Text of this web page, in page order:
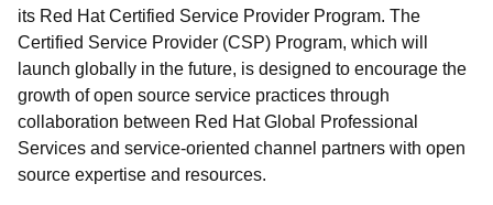
its Red Hat Certified Service Provider Program. The
Certified Service Provider (CSP) Program, which will
launch globally in the future, is designed to encourage the
growth of open source service practices through
collaboration between Red Hat Global Professional
Services and service-oriented channel partners with open
source expertise and resources.